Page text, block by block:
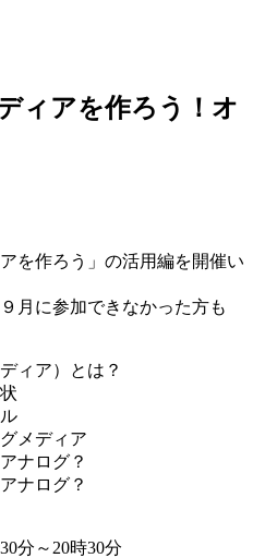
ィアを作ろう！オ
を作ろう」の活用編を開催い
月に参加できなかった方も
ィア）とは？
メディア
ナログ？
ナログ？
分～20時30分